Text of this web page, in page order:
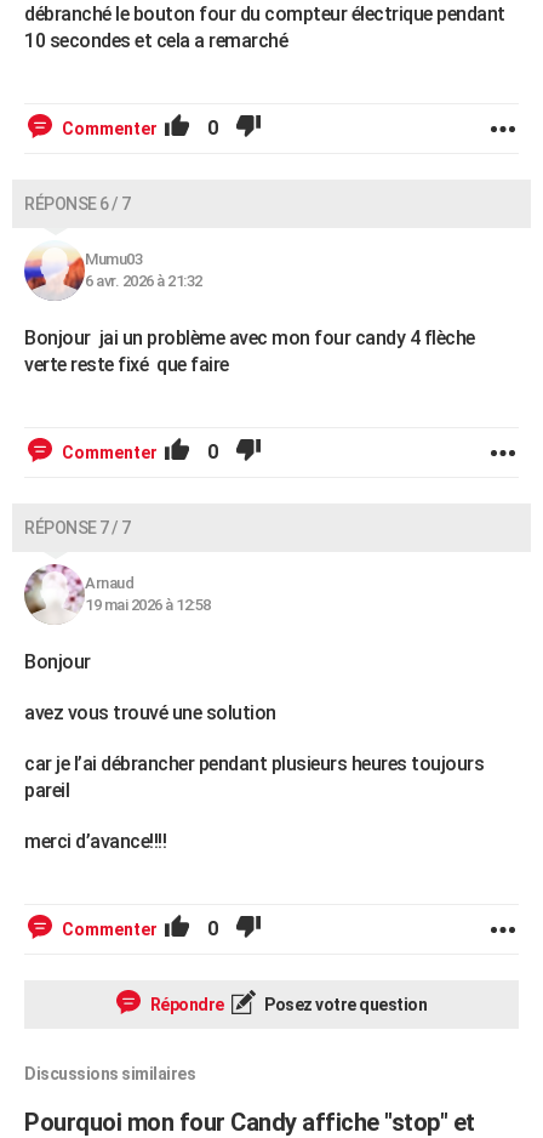
débranché le bouton four du compteur électrique pendant
10 secondes et cela a remarché
Commenter 0
RÉPONSE 6 / 7
Mumu03
6 avr. 2026 à 21:32
Bonjour jai un problème avec mon four candy 4 flèche
verte reste fixé que faire
Commenter 0
RÉPONSE 7 / 7
Arnaud
19 mai 2026 à 12:58
Bonjour
avez vous trouvé une solution
car je l’ai débrancher pendant plusieurs heures toujours
pareil
merci d’avance!!!!
Commenter 0
Répondre Posez votre question
Discussions similaires
Pourquoi mon four Candy affiche "stop" et